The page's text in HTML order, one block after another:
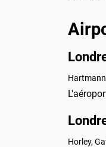
Hartmann
Horley,